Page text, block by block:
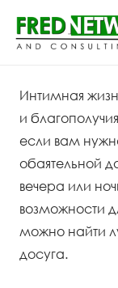
Интимная
и
если вам
обаятельной
вечера или
возможности
можно найти
досуга.